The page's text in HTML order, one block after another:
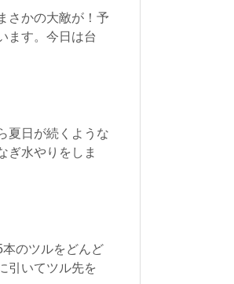
さかの大敵が！予
ます。今日は台
夏日が続くような
ぎ水やりをしま
のツルをどんど
引いてツル先を